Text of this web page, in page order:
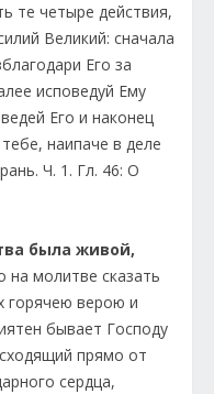
те четыре действия,
Великий: сначала
Его за
исповедуй Ему
Его и наконец
наипаче в деле
Ч. 1. Гл. 46: О
была живой,
на молитве сказать
горячею верою и
бывает Господу
прямо от
сердца,